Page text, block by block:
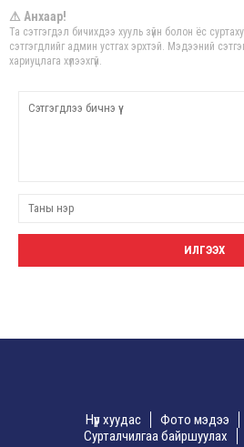
⚠ Анхаар!
Та сэтгэгдэл бичихдээ хууль зүйн болон ёс
сэтгэгдлийг админ устгах эрхтэй. Мэдээний
хариуцлага хүлээхгүй.
Нүүр хуудас Фото мэдээ
Сурталчилгаа байршуулах